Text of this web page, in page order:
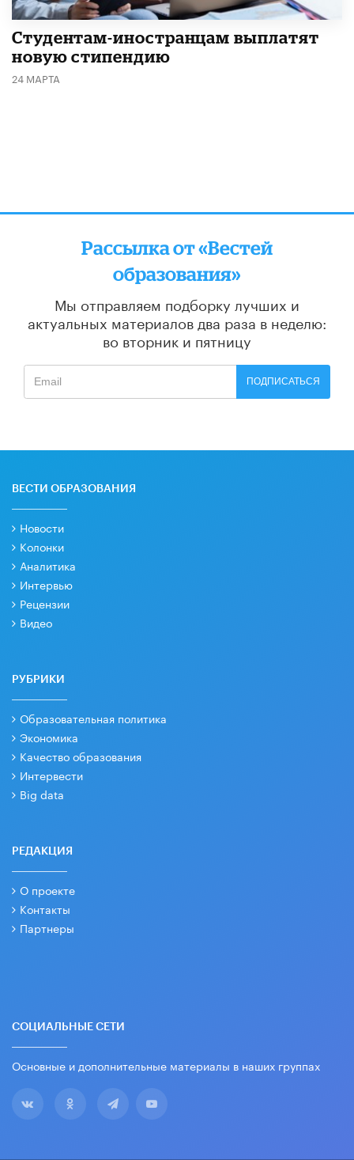
Студентам-иностранцам выплатят
новую стипендию
24 МАРТА
Рассылка от «Вестей
образования»
Мы отправляем подборку лучших и
актуальных материалов два раза в неделю:
во вторник и пятницу
ПОДПИСАТЬСЯ
ВЕСТИ ОБРАЗОВАНИЯ
Новости
Колонки
Аналитика
Интервью
Рецензии
Видео
РУБРИКИ
Образовательная политика
Экономика
Качество образования
Интервести
Big data
РЕДАКЦИЯ
О проекте
Контакты
Партнеры
СОЦИАЛЬНЫЕ СЕТИ
Основные и дополнительные материалы в наших группах